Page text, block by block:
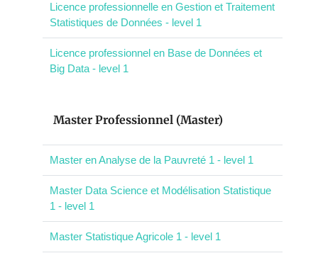
Licence professionnelle en Gestion et Traitement
Statistiques de Données - level 1
Licence professionnel en Base de Données et
Big Data - level 1
Master Professionnel (Master)
Master en Analyse de la Pauvreté 1 - level 1
Master Data Science et Modélisation Statistique
1 - level 1
Master Statistique Agricole 1 - level 1